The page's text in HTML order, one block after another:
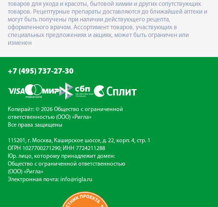
товаров для ухода и красоты, бытовой химии и других сопутствующих
товаров. Рецептурные препараты доставляются до ближайшей аптеки и
могут быть получены при наличии действующего рецепта,
оформленного врачом. Ассортимент товаров, участвующих в
специальных предложениях и акциях, может быть ограничен или
изменен
+7 (495) 737-27-30
Копирайт: © 2026 Общество с ограниченной
ответственностью (ООО) «Ригла»
Все права защищены
115201, г. Москва, Каширское шоссе, д. 22, корп. 4, стр. 1
ОГРН 1027700271290; ИНН 7724211288
Юр. лицо, которому принадлежит домен:
Общество с ограниченной ответственностью
(ООО) «Ригла»
Электронная почта: info@rigla.ru